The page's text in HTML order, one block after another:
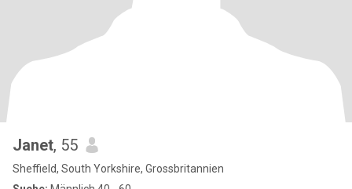
Janet, 55
Sheffield, South Yorkshire, Grossbritannien